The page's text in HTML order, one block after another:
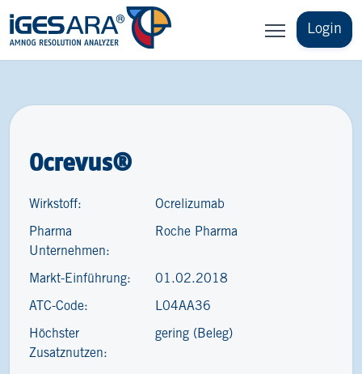
Login
Ocrevus®
Wirkstoff: Ocrelizumab
Pharma
Unternehmen:
Roche Pharma
Markt-Einführung: 01.02.2018
ATC-Code: L04AA36
Höchster
Zusatznutzen:
gering (Beleg)